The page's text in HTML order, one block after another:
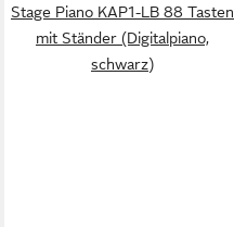
Stage Piano KAP1-LB 88 Tasten
mit Ständer (Digitalpiano,
schwarz)